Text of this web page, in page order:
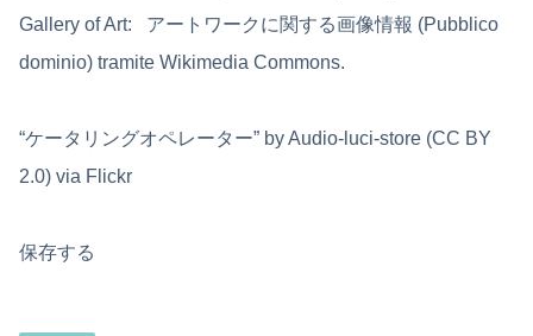
Gallery of Art: アートワークに関する画像情報 (Pubblico
dominio) tramite Wikimedia Commons.
“ケータリングオペレーター” by Audio-luci-store (CC BY
2.0) via Flickr
保存する